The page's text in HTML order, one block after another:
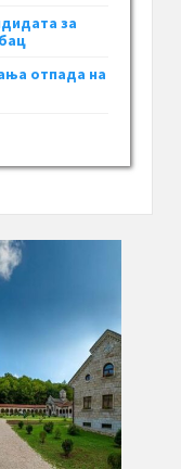
за
отпада на